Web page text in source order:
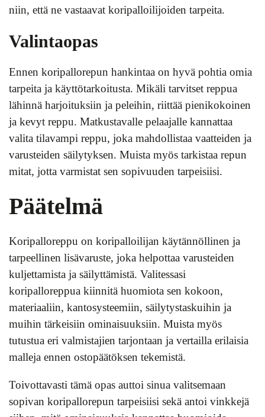
niin, että ne vastaavat koripalloilijoiden tarpeita.
Valintaopas
Ennen koripallorepun hankintaa on hyvä pohtia omia
tarpeita ja käyttötarkoitusta. Mikäli tarvitset reppua
lähinnä harjoituksiin ja peleihin, riittää pienikokoinen
ja kevyt reppu. Matkustavalle pelaajalle kannattaa
valita tilavampi reppu, joka mahdollistaa vaatteiden ja
varusteiden säilytyksen. Muista myös tarkistaa repun
mitat, jotta varmistat sen sopivuuden tarpeisiisi.
Päätelmä
Koripalloreppu on koripalloilijan käytännöllinen ja
tarpeellinen lisävaruste, joka helpottaa varusteiden
kuljettamista ja säilyttämistä. Valitessasi
koripalloreppua kiinnitä huomiota sen kokoon,
materiaaliin, kantosysteemiin, säilytystaskuihin ja
muihin tärkeisiin ominaisuuksiin. Muista myös
tutustua eri valmistajien tarjontaan ja vertailla erilaisia
malleja ennen ostopäätöksen tekemistä.
Toivottavasti tämä opas auttoi sinua valitsemaan
sopivan koripallorepun tarpeisiisi sekä antoi vinkkejä